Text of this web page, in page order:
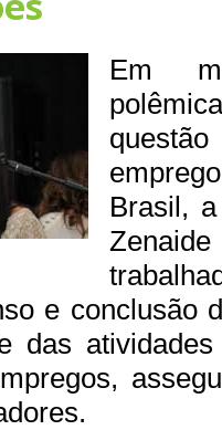
Em
Brasil,
e conclusão
das